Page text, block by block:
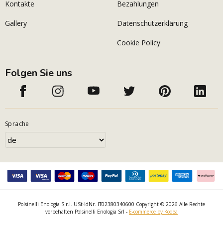
Kontakte
Gallery
Bezahlungen
Datenschutzerklärung
Cookie Policy
Folgen Sie uns
Sprache
Polsinelli Enologia S.r.l. USt-IdNr. IT02380340600 Copyright © 2026 Alle Rechte
vorbehalten Polsinelli Enologia Srl - E-commerce by Kodea